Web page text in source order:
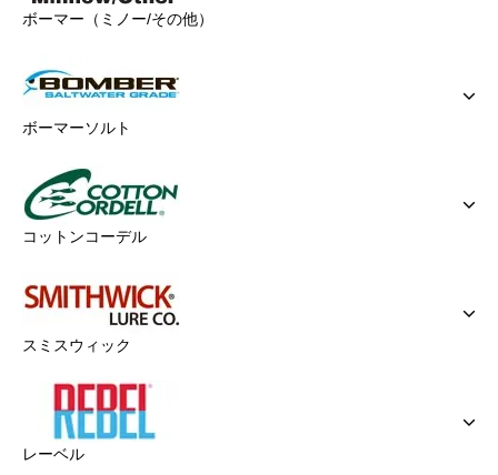
ボーマー（ミノー/その他）
ボーマーソルト
コットンコーデル
スミスウィック
レーベル